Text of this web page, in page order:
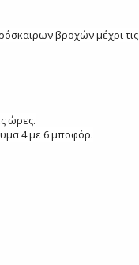
βροχών μέχρι τις
ώρες.
4 με 6 μποφόρ.